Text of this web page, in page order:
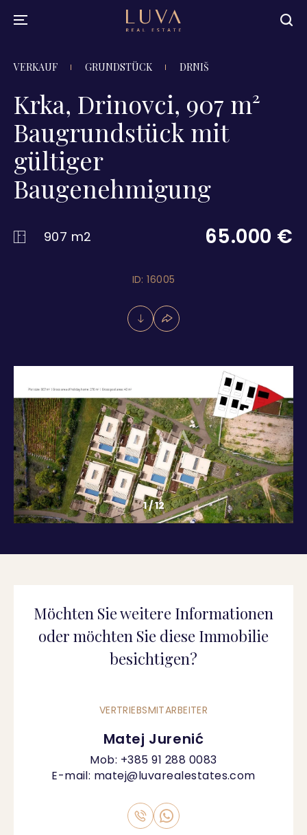
VERKAUF GRUNDSTÜCK DRNIŠ
Krka, Drinovci, 907 m²
Baugrundstück mit
gültiger
Baugenehmigung
907 m2 65.000 €
ID: 16005
1/12
Möchten Sie weitere Informationen
oder möchten Sie diese Immobilie
besichtigen?
VERTRIEBSMITARBEITER
Matej Jurenić
Mob: +385 91 288 0083
E-mail: matej@luvarealestates.com